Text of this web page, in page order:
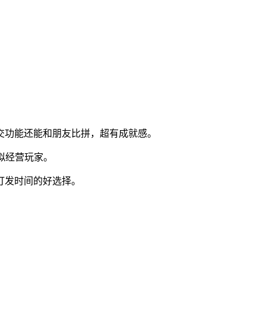
能还能和朋友比拼，超有成就感。
营玩家。
时间的好选择。